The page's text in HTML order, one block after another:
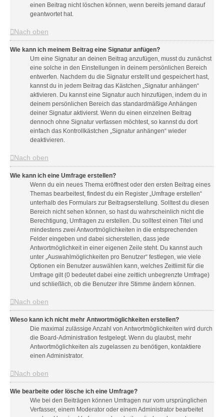
einen Beitrag nicht löschen können, wenn bereits jemand darauf
geantwortet hat.
Nach oben
Wie kann ich meinem Beitrag eine Signatur anfügen?
Um eine Signatur an deinen Beitrag anzufügen, musst du zunächst
eine solche in den Einstellungen in deinem persönlichen Bereich
entwerfen. Nachdem du die Signatur erstellt und gespeichert hast,
kannst du in jedem Beitrag das Kästchen „Signatur anhängen“
aktivieren. Du kannst eine Signatur auch hinzufügen, indem du in
deinem persönlichen Bereich das standardmäßige Anhängen
deiner Signatur aktivierst. Wenn du einen einzelnen Beitrag
dennoch ohne Signatur verfassen möchtest, so kannst du dort
einfach das Kontrollkästchen „Signatur anhängen“ wieder
deaktivieren.
Nach oben
Wie kann ich eine Umfrage erstellen?
Wenn du ein neues Thema eröffnest oder den ersten Beitrag eines
Themas bearbeitest, findest du ein Register „Umfrage erstellen“
unterhalb des Formulars zur Beitragserstellung. Solltest du diesen
Bereich nicht sehen können, so hast du wahrscheinlich nicht die
Berechtigung, Umfragen zu erstellen. Du solltest einen Titel und
mindestens zwei Antwortmöglichkeiten in die entsprechenden
Felder eingeben und dabei sicherstellen, dass jede
Antwortmöglichkeit in einer eigenen Zeile steht. Du kannst auch
unter „Auswahlmöglichkeiten pro Benutzer“ festlegen, wie viele
Optionen ein Benutzer auswählen kann, welches Zeitlimit für die
Umfrage gilt (0 bedeutet dabei eine zeitlich unbegrenzte Umfrage)
und schließlich, ob die Benutzer ihre Stimme ändern können.
Nach oben
Wieso kann ich nicht mehr Antwortmöglichkeiten erstellen?
Die maximal zulässige Anzahl von Antwortmöglichkeiten wird durch
die Board-Administration festgelegt. Wenn du glaubst, mehr
Antwortmöglichkeiten als zugelassen zu benötigen, kontaktiere
einen Administrator.
Nach oben
Wie bearbeite oder lösche ich eine Umfrage?
Wie bei den Beiträgen können Umfragen nur vom ursprünglichen
Verfasser, einem Moderator oder einem Administrator bearbeitet